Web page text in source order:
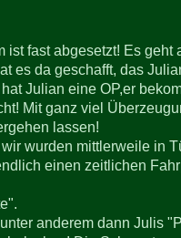
fast abgesetzt! Es geht
es da geschafft, das
Julian eine OP,er
Mit ganz viel
lassen!
wurden mittlerweile in
einen zeitlichen
anderem dann Julis